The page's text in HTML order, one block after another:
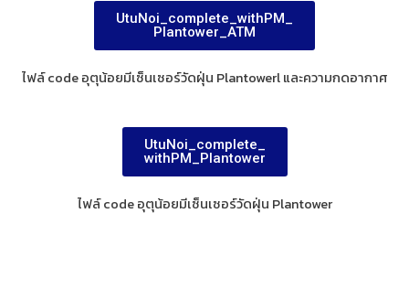
UtuNoi_complete_withPM_
Plantower_ATM
ไฟล์ code อุตุน้อยมีเซ็นเซอร์วัดฝุ่น Plantowerl และความกดอากาศ
UtuNoi_complete_
withPM_Plantower
ไฟล์ code อุตุน้อยมีเซ็นเซอร์วัดฝุ่น Plantower